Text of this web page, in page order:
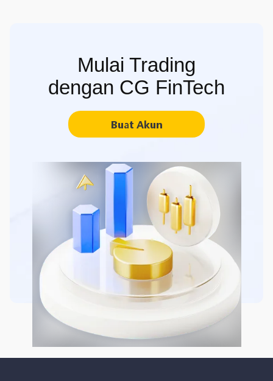
Mulai Trading
dengan CG FinTech
Buat Akun